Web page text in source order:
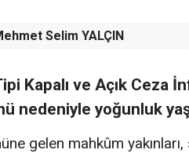
Selim YALÇIN
Kapalı ve Açık Ceza
nedeniyle yoğunluk
gelen mahkûm